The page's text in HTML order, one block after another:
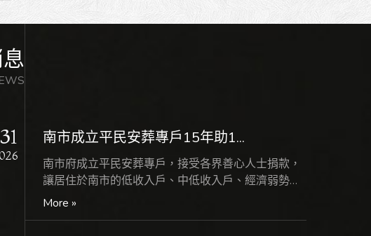
安定區納骨堂增設神主牌位堂啟用...
南市成立平民安葬專戶15年助1...
南市府成立平民安葬專戶，接受各界善心人士捐款，
讓居住於南市的低收入戶、中低收入戶、經濟弱勢及
孤苦無依...
More »